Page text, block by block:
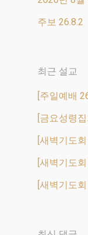
주보 26.8.2
최근 설교
[주일예배
[금요성령
[새벽기도